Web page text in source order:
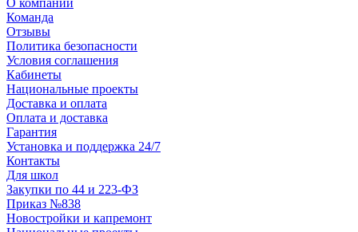
О компании
Команда
Отзывы
Политика безопасности
Условия соглашения
Кабинеты
Национальные проекты
Доставка и оплата
Оплата и доставка
Гарантия
Установка и поддержка 24/7
Контакты
Для школ
Закупки по 44 и 223-ФЗ
Приказ №838
Новостройки и капремонт